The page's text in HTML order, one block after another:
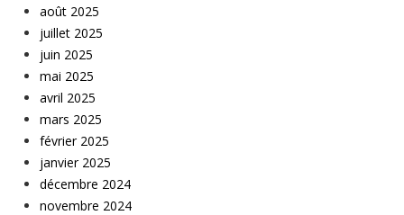
août 2025
juillet 2025
juin 2025
mai 2025
avril 2025
mars 2025
février 2025
janvier 2025
décembre 2024
novembre 2024